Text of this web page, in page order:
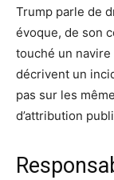
Trump parle de
évoque, de son
touché un
décrivent un
pas sur les
d’attribution